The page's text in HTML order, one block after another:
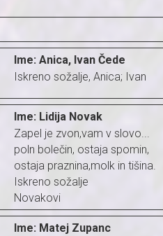
Ime: Anica, Ivan Čede
Iskreno sožalje, Anica; Ivan
Ime: Lidija Novak
Zapel je zvon,vam v slovo...
poln bolečin, ostaja spomin,
ostaja praznina,molk in tišina.
Iskreno sožalje
Novakovi
Ime: Matej Zupanc